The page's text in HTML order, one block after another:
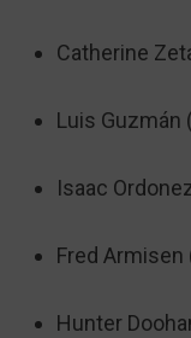
Catherine
Luis Guzmán
Isaac
Fred Armisen
Hunter